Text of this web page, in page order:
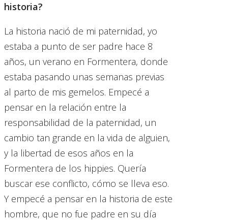
historia?
La historia nació de mi paternidad, yo
estaba a punto de ser padre hace 8
años, un verano en Formentera, donde
estaba pasando unas semanas previas
al parto de mis gemelos. Empecé a
pensar en la relación entre la
responsabilidad de la paternidad, un
cambio tan grande en la vida de alguien,
y la libertad de esos años en la
Formentera de los hippies. Quería
buscar ese conflicto, cómo se lleva eso.
Y empecé a pensar en la historia de este
hombre, que no fue padre en su día